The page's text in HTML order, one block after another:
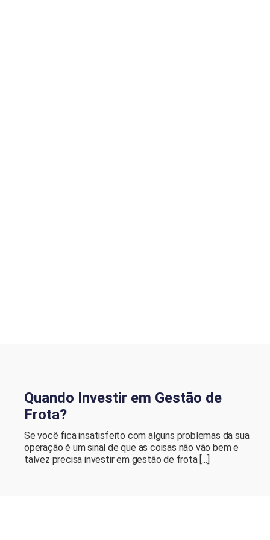
Quando Investir em Gestão de
Frota?
Se você fica insatisfeito com alguns problemas da sua
operação é um sinal de que as coisas não vão bem e
talvez precisa investir em gestão de frota [...]